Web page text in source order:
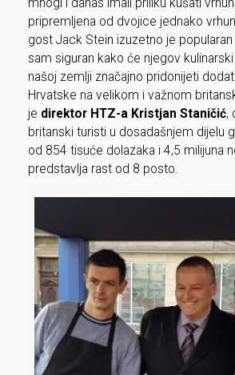
mnogi i danas imali priliku kušati
pripremljena od dvojice jednako
gost Jack Stein izuzetno je popularan
sam siguran kako će njegov
našoj zemlji značajno pridonijeti
Hrvatske na velikom i važnom
je direktor HTZ-a Kristjan Staničić,
britanski turisti u dosadašnjem dijelu
od 854 tisuće dolazaka i 4,5 milijuna
predstavlja rast od 8 posto.